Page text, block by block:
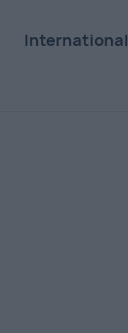
International